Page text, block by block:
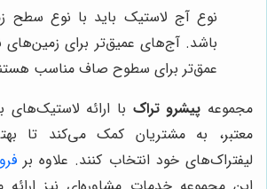
نوع آج لاستیک باید با نوع سطح
باشد. آج‌های عمیق‌تر برای زمین‌های
عمق‌تر برای سطوح صاف مناسب
مجموعه پیشرو تراک با ارائه
معتبر، به مشتریان کمک می‌کند تا
لیفتراک‌های خود انتخاب کنند. علاوه بر